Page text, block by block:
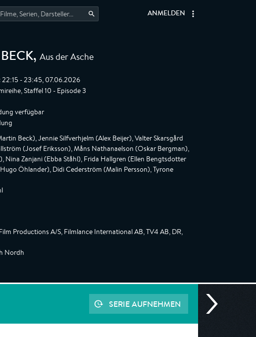
ANMELDEN
, Aus der Asche
22:15 - 23:45, 07.06.2026
Staffel 10 - Episode 3
verfügbar
Beck), Jennie Silfverhjelm (Alex Beijer), Valter Skarsgård
(Josef Eriksson), Måns Nathanaelson (Oskar Bergman),
Nina Zanjani (Ebba Ståhl), Frida Hallgren (Ellen Bengtsdotter
Öhlander), Didi Cederström (Malin Persson), Tyrone
Productions A/S, Filmlance International AB, TV4 AB, DR,
Nordh
SERIE AUFNEHMEN